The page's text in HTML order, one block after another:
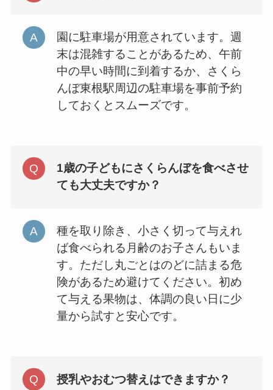
園に駐車場が用意されています。週
末は混雑することがあるため、午前
中の早い時間に到着するか、さくら
んぼ東根駅周辺の駐車場を事前予約
しておくとスムーズです。
1歳の子どもにさくらんぼを食べさせ
ても大丈夫ですか？
種を取り除き、小さく切って与えれ
ば食べられる月齢のお子さんもいま
す。ただし丸ごとはのどに詰まる危
険があるため避けてください。初め
て与える果物は、体調の良い日に少
量から試すと安心です。
授乳やおむつ替えはできますか？